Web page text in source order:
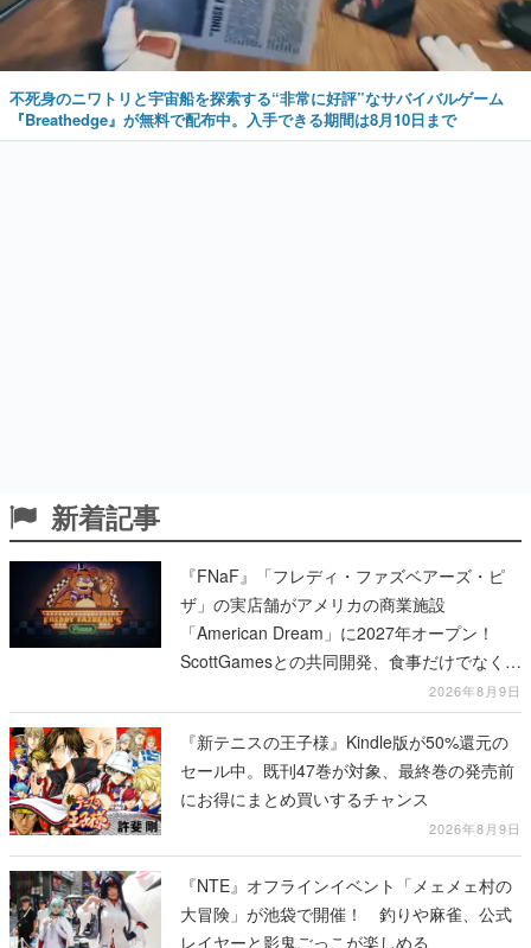
不死身のニワトリと宇宙船を探索する“非常に好評”なサバイバルゲーム
『Breathedge』が無料で配布中。入手できる期間は8月10日まで
新着記事
『FNaF』「フレディ・ファズベアーズ・ピ
ザ」の実店舗がアメリカの商業施設
「American Dream」に2027年オープン！
ScottGamesとの共同開発、食事だけでなくス
テージショーや没入型のホラー体験も楽しめ
る
2026年8月9日
『新テニスの王子様』Kindle版が50%還元の
セール中。既刊47巻が対象、最終巻の発売前
にお得にまとめ買いするチャンス
2026年8月9日
『NTE』オフラインイベント「メェメェ村の
大冒険」が池袋で開催！ 釣りや麻雀、公式
レイヤーと影鬼ごっこが楽しめる